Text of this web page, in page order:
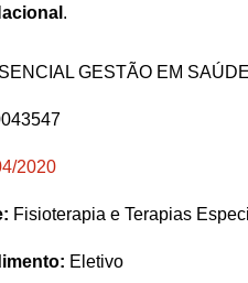
.
GESTÃO EM
2020
Fisioterapia e Terapias
Eletivo